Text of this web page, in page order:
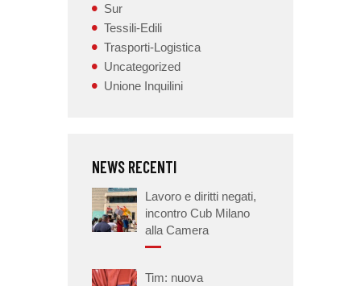
Sur
Tessili-Edili
Trasporti-Logistica
Uncategorized
Unione Inquilini
NEWS RECENTI
Lavoro e diritti negati,
incontro Cub Milano
alla Camera
Tim: nuova